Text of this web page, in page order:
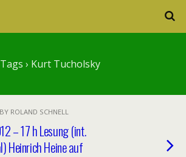
Tags › Kurt Tucholsky
ROLAND SCHNELL
– 17 h Lesung (int.
Heinrich Heine auf